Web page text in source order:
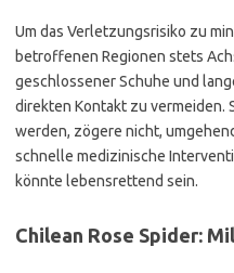
Um das Verletzungsrisiko zu
betroffenen Regionen stets
geschlossener Schuhe und
direkten Kontakt zu vermeiden.
werden, zögere nicht,
schnelle medizinische
könnte lebensrettend sein.
Chilean Rose Spider: